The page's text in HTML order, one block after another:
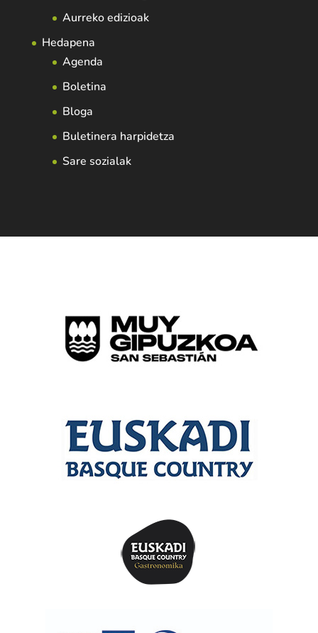
Aurreko edizioak
Hedapena
Agenda
Boletina
Bloga
Buletinera harpidetza
Sare sozialak